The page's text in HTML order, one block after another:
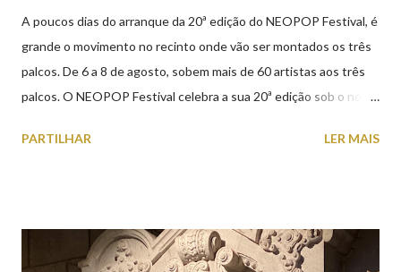
A poucos dias do arranque da 20ª edição do NEOPOP Festival, é
grande o movimento no recinto onde vão ser montados os três
palcos. De 6 a 8 de agosto, sobem mais de 60 artistas aos três
palcos. O NEOPOP Festival celebra a sua 20ª edição sob o nome
Portugal e um dos mais prestigiados da Europa, atrai milhares de
PARTILHAR LER MAIS